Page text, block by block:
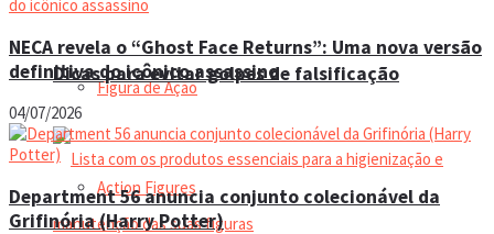
Figura de Ação
Action Figures
Dicas para evitar golpes de falsificação
NECA revela o “Ghost Face Returns”: Uma nova versão
definitiva do icônico assassino
04/07/2026
Department 56 anuncia conjunto colecionável da
Grifinória (Harry Potter)